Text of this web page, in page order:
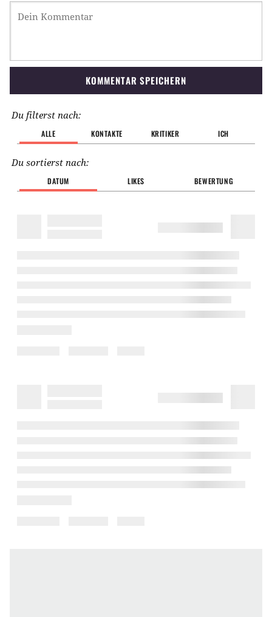
KOMMENTAR SPEICHERN
Du filterst nach:
ALLE KONTAKTE KRITIKER ICH
Du sortierst nach:
DATUM LIKES BEWERTUNG